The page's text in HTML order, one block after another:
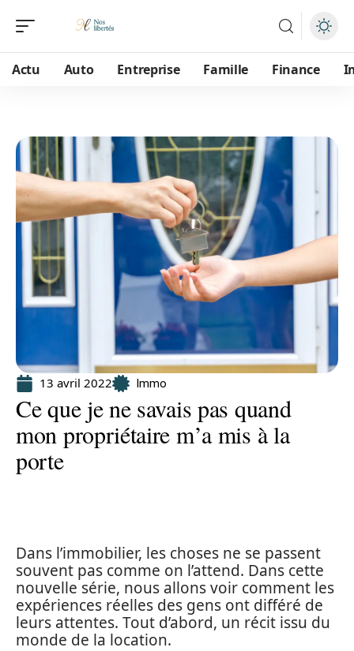
Actu Auto Entreprise Famille Finance
13 avril 2022 Immo
Ce que je ne savais pas quand
mon propriétaire m’a mis à la
porte
Dans l’immobilier, les choses ne se passent
souvent pas comme on l’attend. Dans cette
nouvelle série, nous allons voir comment les
expériences réelles des gens ont différé de
leurs attentes. Tout d’abord, un récit issu du
monde de la location.